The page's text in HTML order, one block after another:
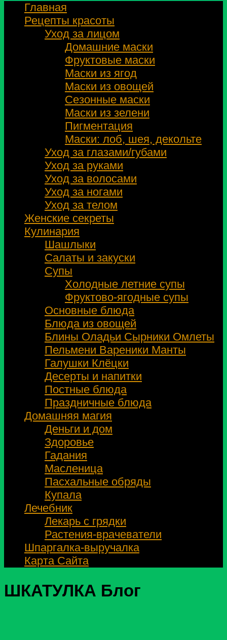
Главная
Рецепты красоты
Уход за лицом
Домашние маски
Фруктовые маски
Маски из ягод
Маски из овощей
Сезонные маски
Маски из зелени
Пигментация
Маски: лоб, шея, декольте
Уход за глазами/губами
Уход за руками
Уход за волосами
Уход за ногами
Уход за телом
Женские секреты
Кулинария
Шашлыки
Салаты и закуски
Супы
Холодные летние супы
Фруктово-ягодные супы
Основные блюда
Блюда из овощей
Блины Оладьи Сырники Омлеты
Пельмени Вареники Манты
Галушки Клёцки
Десерты и напитки
Постные блюда
Праздничные блюда
Домашняя магия
Деньги и дом
Здоровье
Гадания
Масленица
Пасхальные обряды
Купала
Лечебник
Лекарь с грядки
Растения-врачеватели
Шпаргалка-выручалка
Карта Сайта
ШКАТУЛКА Блог